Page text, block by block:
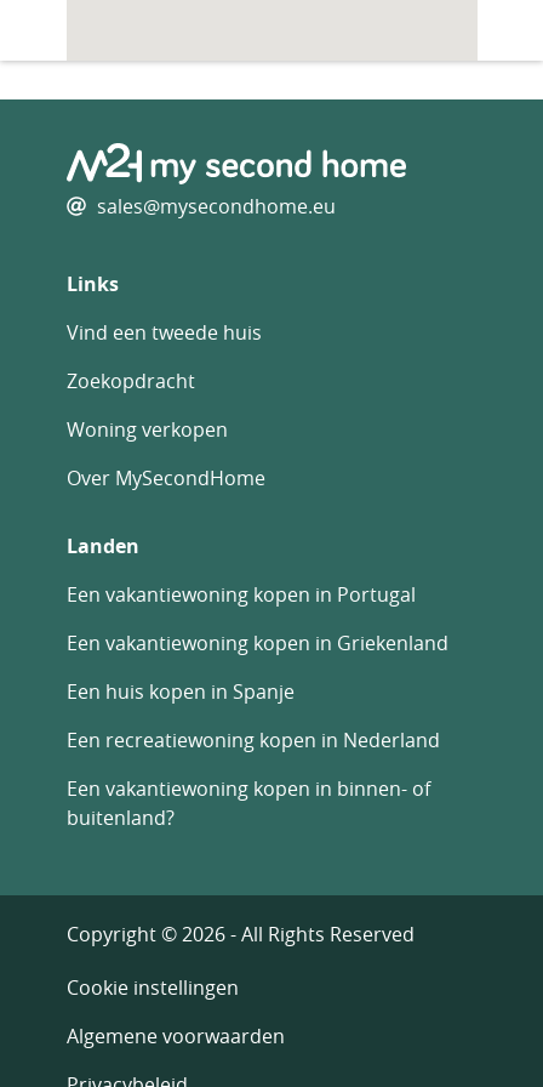
sales@mysecondhome.eu
Links
Vind een tweede huis
Zoekopdracht
Woning verkopen
Over MySecondHome
Landen
Een vakantiewoning kopen in Portugal
Een vakantiewoning kopen in Griekenland
Een huis kopen in Spanje
Een recreatiewoning kopen in Nederland
Een vakantiewoning kopen in binnen- of
buitenland?
Copyright © 2026 - All Rights Reserved
Cookie instellingen
Algemene voorwaarden